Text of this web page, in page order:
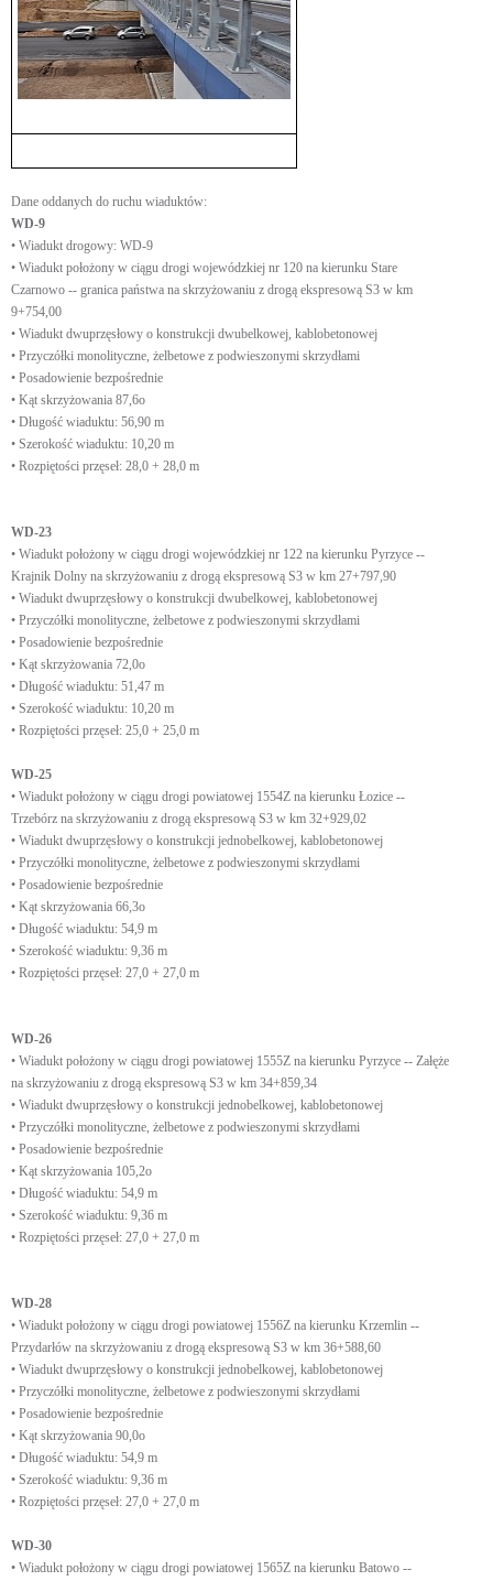
Dane oddanych do ruchu wiaduktów:
WD-9
• Wiadukt drogowy: WD-9
• Wiadukt położony w ciągu drogi wojewódzkiej nr 120 na kierunku Stare
Czarnowo -- granica państwa na skrzyżowaniu z drogą ekspresową S3 w km
9+754,00
• Wiadukt dwuprzęsłowy o konstrukcji dwubelkowej, kablobetonowej
• Przyczółki monolityczne, żelbetowe z podwieszonymi skrzydłami
• Posadowienie bezpośrednie
• Kąt skrzyżowania 87,6o
• Długość wiaduktu: 56,90 m
• Szerokość wiaduktu: 10,20 m
• Rozpiętości przęseł: 28,0 + 28,0 m
WD-23
• Wiadukt położony w ciągu drogi wojewódzkiej nr 122 na kierunku Pyrzyce --
Krajnik Dolny na skrzyżowaniu z drogą ekspresową S3 w km 27+797,90
• Wiadukt dwuprzęsłowy o konstrukcji dwubelkowej, kablobetonowej
• Przyczółki monolityczne, żelbetowe z podwieszonymi skrzydłami
• Posadowienie bezpośrednie
• Kąt skrzyżowania 72,0o
• Długość wiaduktu: 51,47 m
• Szerokość wiaduktu: 10,20 m
• Rozpiętości przęseł: 25,0 + 25,0 m
WD-25
• Wiadukt położony w ciągu drogi powiatowej 1554Z na kierunku Łozice --
Trzebórz na skrzyżowaniu z drogą ekspresową S3 w km 32+929,02
• Wiadukt dwuprzęsłowy o konstrukcji jednobelkowej, kablobetonowej
• Przyczółki monolityczne, żelbetowe z podwieszonymi skrzydłami
• Posadowienie bezpośrednie
• Kąt skrzyżowania 66,3o
• Długość wiaduktu: 54,9 m
• Szerokość wiaduktu: 9,36 m
• Rozpiętości przęseł: 27,0 + 27,0 m
WD-26
• Wiadukt położony w ciągu drogi powiatowej 1555Z na kierunku Pyrzyce -- Załęże
na skrzyżowaniu z drogą ekspresową S3 w km 34+859,34
• Wiadukt dwuprzęsłowy o konstrukcji jednobelkowej, kablobetonowej
• Przyczółki monolityczne, żelbetowe z podwieszonymi skrzydłami
• Posadowienie bezpośrednie
• Kąt skrzyżowania 105,2o
• Długość wiaduktu: 54,9 m
• Szerokość wiaduktu: 9,36 m
• Rozpiętości przęseł: 27,0 + 27,0 m
WD-28
• Wiadukt położony w ciągu drogi powiatowej 1556Z na kierunku Krzemlin --
Przydarłów na skrzyżowaniu z drogą ekspresową S3 w km 36+588,60
• Wiadukt dwuprzęsłowy o konstrukcji jednobelkowej, kablobetonowej
• Przyczółki monolityczne, żelbetowe z podwieszonymi skrzydłami
• Posadowienie bezpośrednie
• Kąt skrzyżowania 90,0o
• Długość wiaduktu: 54,9 m
• Szerokość wiaduktu: 9,36 m
• Rozpiętości przęseł: 27,0 + 27,0 m
WD-30
• Wiadukt położony w ciągu drogi powiatowej 1565Z na kierunku Batowo --